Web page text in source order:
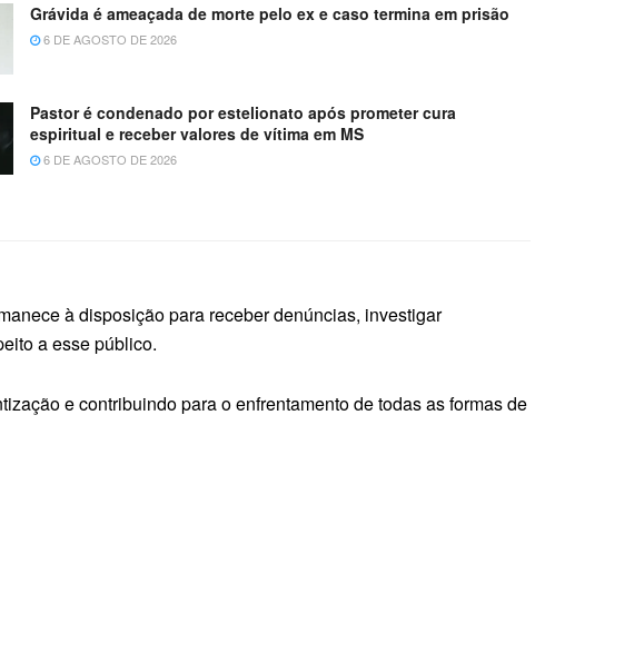
Grávida é ameaçada de morte pelo ex e caso termina em prisão
6 DE AGOSTO DE 2026
Pastor é condenado por estelionato após prometer cura
espiritual e receber valores de vítima em MS
6 DE AGOSTO DE 2026
à disposição para receber denúncias, investigar
a esse público.
e contribuindo para o enfrentamento de todas as formas de